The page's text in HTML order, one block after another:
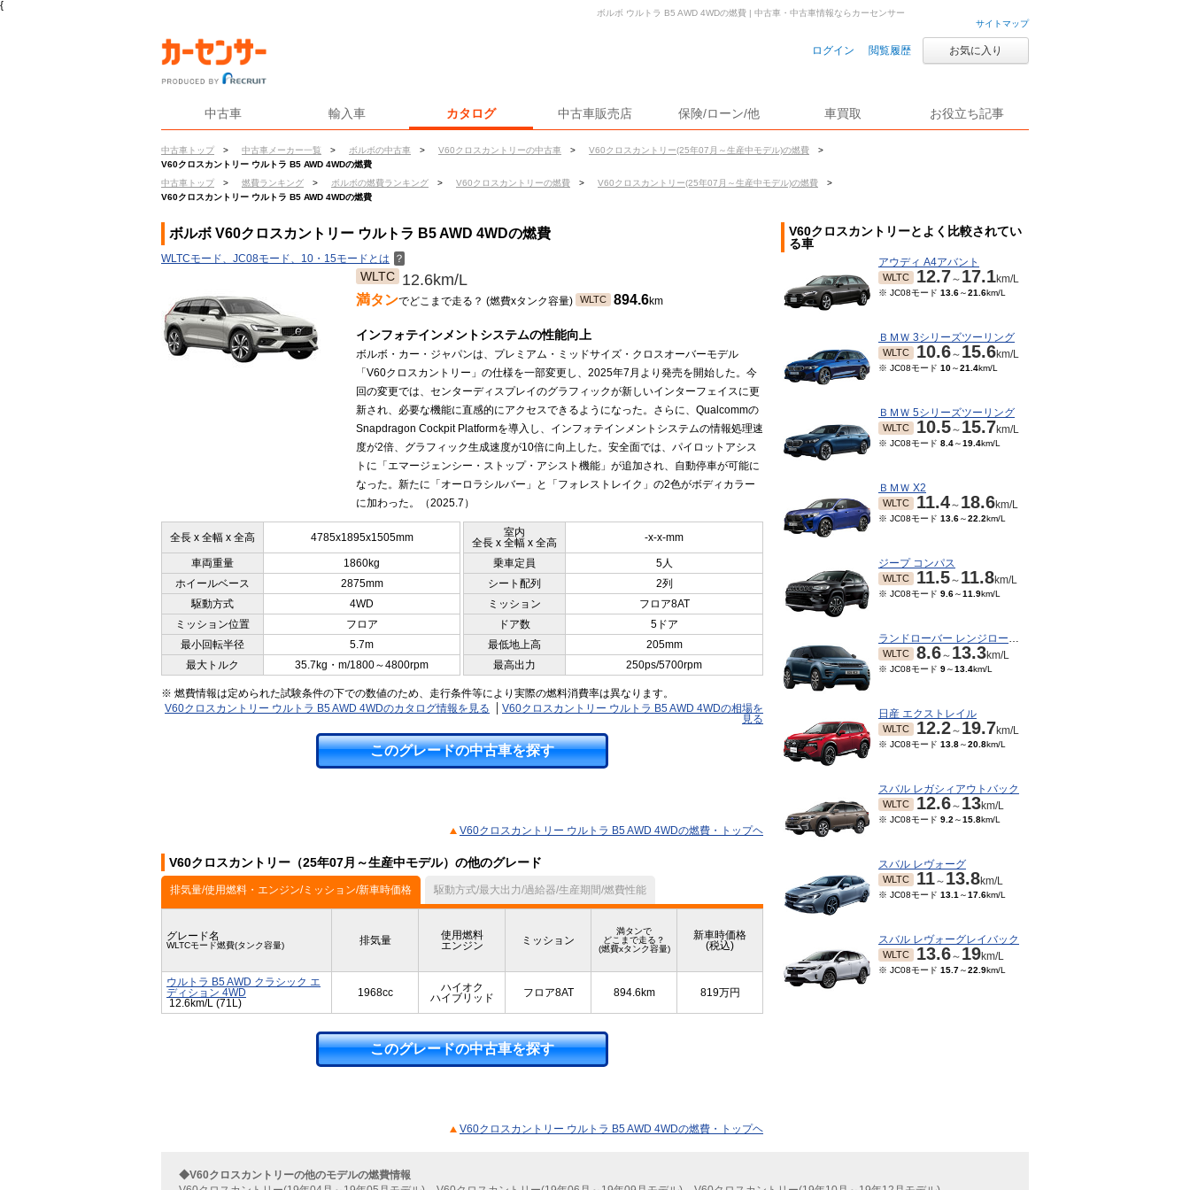
{
サイトマップ
ログイン 閲覧履歴 お気に入り
中古車 輸入車 カタログ 中古車販売店 保険/ローン/他 車買取 お役立ち記事
中古車トップ > 中古車メーカー一覧 > ボルボの中古車 > V60クロスカントリーの中古車 > V60クロスカントリー(25年07月～生産中モデル)の燃費
>
V60クロスカントリー ウルトラ B5 AWD 4WDの燃費
中古車トップ
> 燃費ランキング > ボルボの燃費ランキング > V60クロスカントリーの燃費 > V60クロスカントリー(25年07月～生産中モデル)の燃費
>
V60クロスカントリー ウルトラ B5 AWD 4WDの燃費
ボルボ ウルトラ B5 AWD 4WDの燃費 | 中古車・中古車情報ならカーセンサー
ボルボ V60クロスカントリー ウルトラ B5 AWD 4WDの燃費
WLTCモード、JC08モード、10・15モードとは ？
WLTC 12.6km/L
満タンでどこまで走る？ (燃費xタンク容量) WLTC 894.6km
インフォテインメントシステムの性能向上
ボルボ・カー・ジャパンは、プレミアム・ミッドサイズ・クロスオーバーモデル
「V60クロスカントリー」の仕様を一部変更し、2025年7月より発売を開始した。今
回の変更では、センターディスプレイのグラフィックが新しいインターフェイスに更
新され、必要な機能に直感的にアクセスできるようになった。さらに、Qualcommの
Snapdragon Cockpit Platformを導入し、インフォテインメントシステムの情報処理速
度が2倍、グラフィック生成速度が10倍に向上した。安全面では、パイロットアシス
トに「エマージェンシー・ストップ・アシスト機能」が追加され、自動停車が可能に
なった。新たに「オーロラシルバー」と「フォレストレイク」の2色がボディカラー
に加わった。（2025.7）
全長 x 全幅 x 全高 4785x1895x1505mm
室内
全長 x 全幅 x 全高
-x-x-mm
車両重量 1860kg 乗車定員
5人
ホイールベース
2875mm シート配列
2列
駆動方式
4WD ミッション
フロア8AT
ミッション位置
フロア ドア数
5ドア
最小回転半径
5.7m 最低地上高
205mm
最大トルク
35.7kg・m/1800～4800rpm 最高出力 250ps/5700rpm
※ 燃費情報は定められた試験条件の下での数値のため、走行条件等により実際の燃料消費率は異なります。
V60クロスカントリー ウルトラ B5 AWD 4WDのカタログ情報を見る
V60クロスカントリー ウルトラ B5 AWD 4WDの相場を
見る
このグレードの中古車を探す
V60クロスカントリー ウルトラ B5 AWD 4WDの燃費・トップヘ
V60クロスカントリー（25年07月～生産中モデル）の他のグレード
排気量/使用燃料・エンジン/ミッション/新車時価格 駆動方式/最大出力/過給器/生産期間/燃費性能
グレード名
WLTCモード燃費(タンク容量) 排気量
使用燃料
エンジン
ミッション
満タンで
どこまで走る？
(燃費xタンク容量)
新車時価格
(税込)
ウルトラ B5 AWD クラシック エ
ディション 4WD
12.6km/L (71L)
1968cc
ハイオク
ハイブリッド
フロア8AT 894.6km 819万円
このグレードの中古車を探す
V60クロスカントリー ウルトラ B5 AWD 4WDの燃費・トップヘ
V60クロスカントリーとよく比較されてい
る車
アウディ A4アバント
WLTC 12.7～ 17.1km/L
※ JC08モード 13.6～21.6km/L
ＢＭＷ 3シリーズツーリング
WLTC 10.6～ 15.6km/L
※ JC08モード 10～21.4km/L
ＢＭＷ 5シリーズツーリング
WLTC 10.5～ 15.7km/L
※ JC08モード 8.4～19.4km/L
ＢＭＷ X2
WLTC 11.4～ 18.6km/L
※ JC08モード 13.6～22.2km/L
ジープ コンパス
WLTC 11.5～ 11.8km/L
※ JC08モード 9.6～11.9km/L
ランドローバー レンジローバーイヴォーク
WLTC 8.6～ 13.3km/L
※ JC08モード 9～13.4km/L
日産 エクストレイル
WLTC 12.2～ 19.7km/L
※ JC08モード 13.8～20.8km/L
スバル レガシィアウトバック
WLTC 12.6～ 13km/L
※ JC08モード 9.2 ～15.8km/L
スバル レヴォーグ
WLTC 11～ 13.8km/L
※ JC08モード 13.1 ～17.6km/L
スバル レヴォーグレイバック
WLTC 13.6～ 19km/L
※ JC08モード 15.7～22.9km/L
◆V60クロスカントリーの他のモデルの燃費情報